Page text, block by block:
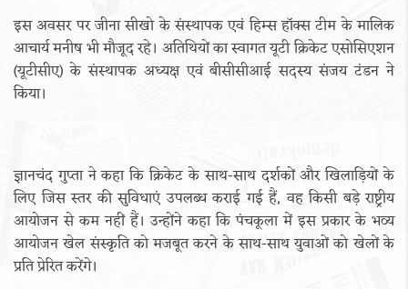
इस अवसर पर जीना सीखो के संस्थापक एवं हिम्स हॉक्स टीम के मालिक
आचार्य मनीष भी मौजूद रहे। अतिथियों का स्वागत यूटी क्रिकेट एसोसिएशन
(यूटीसीए) के संस्थापक अध्यक्ष एवं बीसीसीआई सदस्य संजय टंडन ने
किया।
ज्ञानचंद गुप्ता ने कहा कि क्रिकेट के साथ-साथ दर्शकों और खिलाड़ियों के
लिए जिस स्तर की सुविधाएं उपलब्ध कराई गई हैं, वह किसी बड़े राष्ट्रीय
आयोजन से कम नहीं हैं। उन्होंने कहा कि पंचकूला में इस प्रकार के भव्य
आयोजन खेल संस्कृति को मजबूत करने के साथ-साथ युवाओं को खेलों के
प्रति प्रेरित करेंगे।